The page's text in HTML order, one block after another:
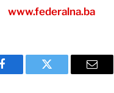
www.federalna.ba
Facebook Twitter Email